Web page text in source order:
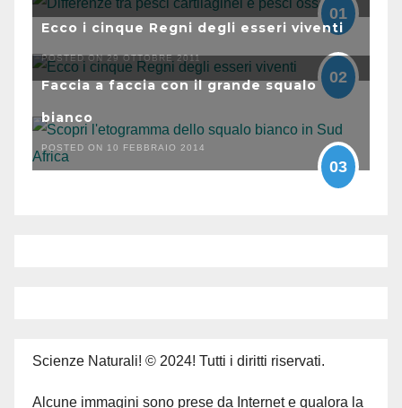
01
Ecco i cinque Regni degli esseri viventi
POSTED ON 29 OTTOBRE 2011
02
Faccia a faccia con il grande squalo
bianco
POSTED ON 10 FEBBRAIO 2014
03
Scienze Naturali! © 2024! Tutti i diritti riservati.
Alcune immagini sono prese da Internet e qualora la